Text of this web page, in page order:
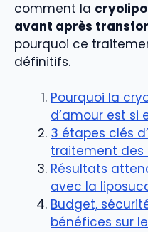
comment la
avant après
pourquoi ce
définitifs.
Pourquoi la
d’amour est si
3 étapes clés
traitement des
Résultats
avec la
Budget,
bénéfices sur